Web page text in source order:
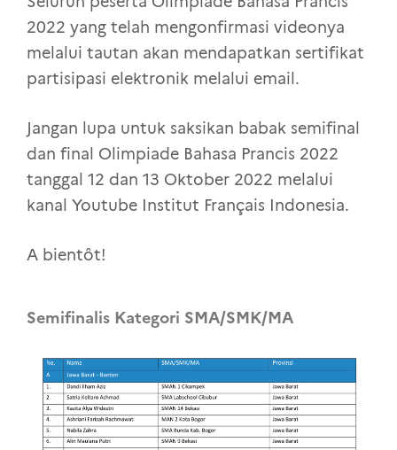
2022 yang telah mengonfirmasi videonya
melalui tautan akan mendapatkan sertifikat
partisipasi elektronik melalui email.
Jangan lupa untuk saksikan babak semifinal
dan final Olimpiade Bahasa Prancis 2022
tanggal 12 dan 13 Oktober 2022 melalui
kanal Youtube Institut Français Indonesia.
A bientôt!
Semifinalis Kategori SMA/SMK/MA